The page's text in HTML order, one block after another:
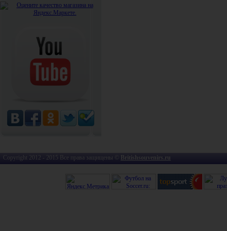
Copyright 2012 - 2015 Все права защищены © Britishsouvenirs.ru